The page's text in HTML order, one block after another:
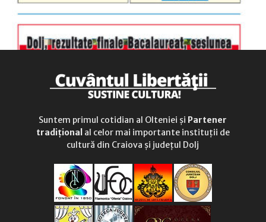
Suntem primul cotidian al Olteniei și Partener
tradițional al celor mai importante instituții de
cultură din Craiova și județul Dolj